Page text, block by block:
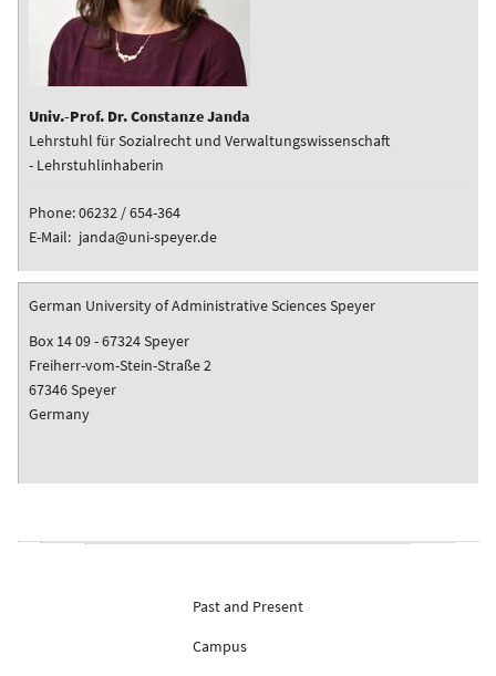
Univ.-Prof. Dr. Constanze Janda
Lehrstuhl für Sozialrecht und Verwaltungswissenschaft
- Lehrstuhlinhaberin
Phone:06232 / 654-364
E-Mail: janda@uni-speyer.de
German University of Administrative Sciences Speyer
Box 14 09 - 67324 Speyer
Freiherr-vom-Stein-Straße 2
67346 Speyer
Germany
Past and Present
Campus